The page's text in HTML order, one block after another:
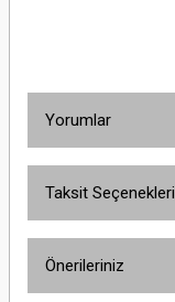
Yorumlar
Taksit Seçenekleri
Önerileriniz